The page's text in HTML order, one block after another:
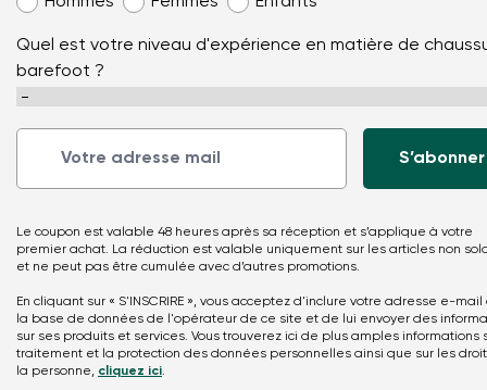
Quel est votre niveau d'expérience en matière de
barefoot ?
Le coupon est valable 48 heures après sa réception et s’applique à votre
premier achat. La réduction est valable uniquement sur les articles non
et ne peut pas être cumulée avec d’autres promotions.
En cliquant sur « S'INSCRIRE », vous acceptez d'inclure votre adresse e-mail
la base de données de l'opérateur de ce site et de lui envoyer des
sur ses produits et services. Vous trouverez ici de plus amples informations
traitement et la protection des données personnelles ainsi que sur les
la personne, cliquez ici.